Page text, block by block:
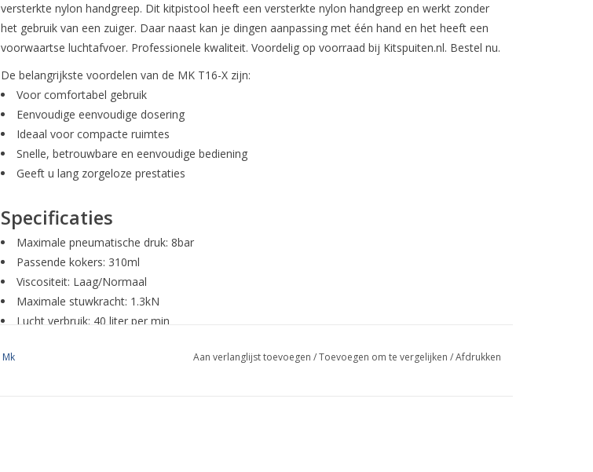
versterkte nylon handgreep. Dit kitpistool heeft een versterkte nylon handgreep en werkt zonder
het gebruik van een zuiger. Daar naast kan je dingen aanpassing met één hand en het heeft een
voorwaartse luchtafvoer. Professionele kwaliteit. Voordelig op voorraad bij Kitspuiten.nl. Bestel nu.
De belangrijkste voordelen van de MK T16-X zijn:
Voor comfortabel gebruik
Eenvoudige eenvoudige dosering
Ideaal voor compacte ruimtes
Snelle, betrouwbare en eenvoudige bediening
Geeft u lang zorgeloze prestaties
Specificaties
Maximale pneumatische druk: 8bar
Passende kokers: 310ml
Viscositeit: Laag/Normaal
Maximale stuwkracht: 1.3kN
Lucht verbruik: 40 liter per min
Mk Aan verlanglijst toevoegen /Toevoegen om te vergelijken /Afdrukken